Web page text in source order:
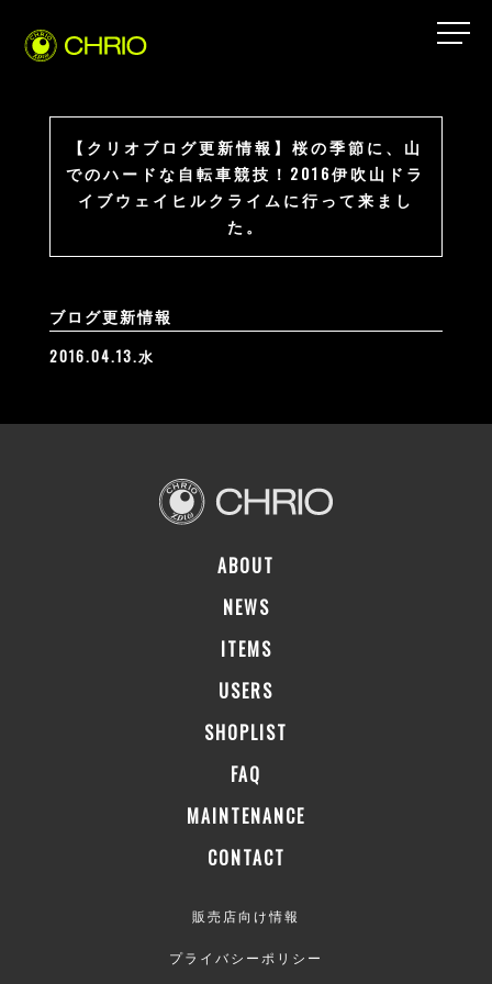
【クリオブログ更新情報】桜の季節に、山
でのハードな自転車競技！2016伊吹山ドラ
イブウェイヒルクライムに行って来まし
た。
ブログ更新情報
2016.04.13.水
ABOUT
NEWS
ITEMS
USERS
SHOPLIST
FAQ
MAINTENANCE
CONTACT
販売店向け情報
プライバシーポリシー